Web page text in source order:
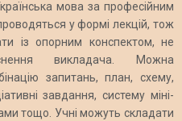
мова за професійним
у формі лекцій, тож
із опорним конспектом, не
викладача. Можна
запитань, план, схему,
завдання, систему міні-
тощо. Учні можуть складати